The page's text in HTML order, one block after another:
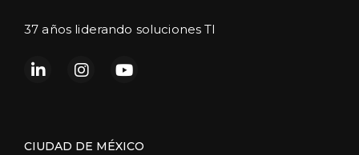
37 años liderando soluciones TI
CIUDAD DE MÉXICO